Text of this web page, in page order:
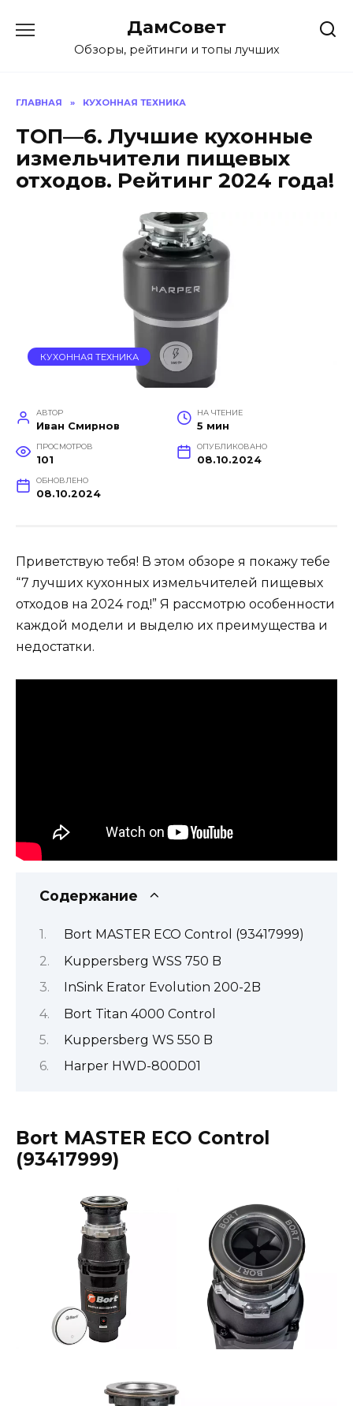
содержанию
ДамСовет
Обзоры, рейтинги и топы лучших
ГЛАВНАЯ » КУХОННАЯ ТЕХНИКА
ТОП—6. Лучшие кухонные
измельчители пищевых
отходов. Рейтинг 2024 года!
КУХОННАЯ ТЕХНИКА
АВТОР
Иван Смирнов
НА ЧТЕНИЕ
5 мин
ПРОСМОТРОВ
101
ОПУБЛИКОВАНО
08.10.2024
ОБНОВЛЕНО
08.10.2024
Приветствую тебя! В этом обзоре я покажу тебе
“7 лучших кухонных измельчителей пищевых
отходов на 2024 год!” Я рассмотрю особенности
каждой модели и выделю их преимущества и
недостатки.
Содержание
Bort MASTER ECO Control (93417999)
Kuppersberg WSS 750 B
InSink Erator Evolution 200-2B
Bort Titan 4000 Control
Kuppersberg WS 550 B
Harper HWD-800D01
Bort MASTER ECO Control
(93417999)